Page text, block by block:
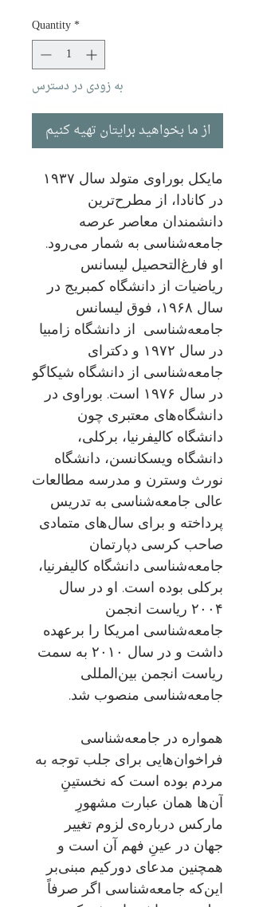
Quantity*
به زودی در دسترس
از ما بخواهید برایتان تهیه کنیم
مایکل بوراوی متولد سال ۱۹۳۷
در کانادا، از مطرح‌ترین
دانشمندان معاصر عرصه
جامعه‌شناسی به شمار می‌رود.
او فارغ‌التحصیل لیسانس
ریاضیات از دانشگاه کمبریج در
سال ۱۹۶۸، فوق لیسانس
جامعه‌شناسی از دانشگاه زامبیا
در سال ۱۹۷۲ و دکترای
جامعه‌شناسی از دانشگاه شیکاگو
در سال ۱۹۷۶ است. بوراوی در
دانشگاه‌های معتبری چون
دانشگاه کالیفرنیا، برکلی،
دانشگاه ویسکانسن، دانشگاه
نورث وسترن و مدرسه مطالعات
عالی جامعه‌شناسی به تدریس
پرداخته و برای سال‌های متمادی
صاحب کرسی دپارتمان
جامعه‌شناسی دانشگاه کالیفرنیا،
برکلی بوده است. او در سال
۲۰۰۴ ریاست انجمن
جامعه‌شناسی امریکا را برعهده
داشت و در سال ۲۰۱۰ به سمت
ریاست انجمن بین‌المللی
جامعه‌شناسی منصوب شد.
همواره در جامعه‌شناسی
فراخوان‌هایی برای جلب توجه به
مردم بوده است که نخستینِ
آن‌ها همان عبارت مشهورِ
مارکس درباره‌ی لزوم تغییر
جهان در عینِ فهم آن است و
همچنین مدعای دورکیم مبنی‌بر
این‌که جامعه‌شناسی اگر صرفاً